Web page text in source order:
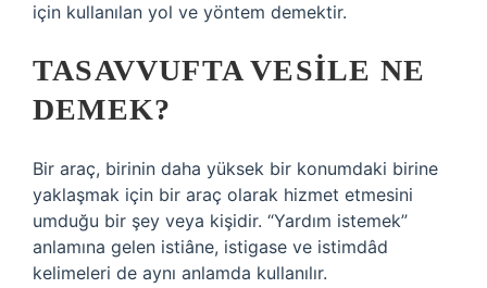
için kullanılan yol ve yöntem demektir.
TASAVVUFTA VESILE NE
DEMEK?
Bir araç, birinin daha yüksek bir konumdaki birine
yaklaşmak için bir araç olarak hizmet etmesini
umduğu bir şey veya kişidir. “Yardım istemek”
anlamına gelen istiâne, istigase ve istimdâd
kelimeleri de aynı anlamda kullanılır.